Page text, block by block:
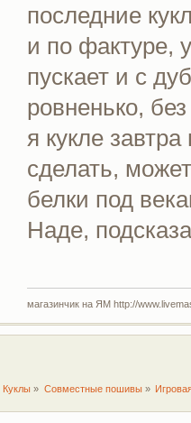
последние
и по фактуре,
пускает и с
ровненько,
я кукле
сделать,
белки под
Наде,
магазинчик на ЯМ http://
Куклы » Совместные пошивы»